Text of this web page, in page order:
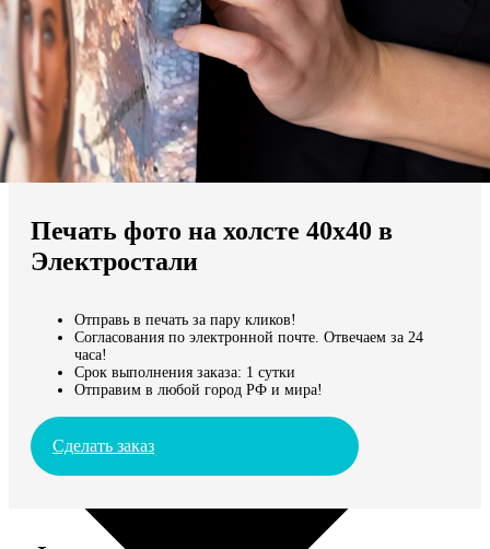
Мы доставляем по всему миру
Продолжить без города
Печать фото на холсте 40х40 в
Электростали
Отправь в печать за пару кликов!
Согласования по электронной почте. Отвечаем за 24
часа!
Срок выполнения заказа: 1 сутки
Отправим в любой город РФ и мира!
Сделать заказ